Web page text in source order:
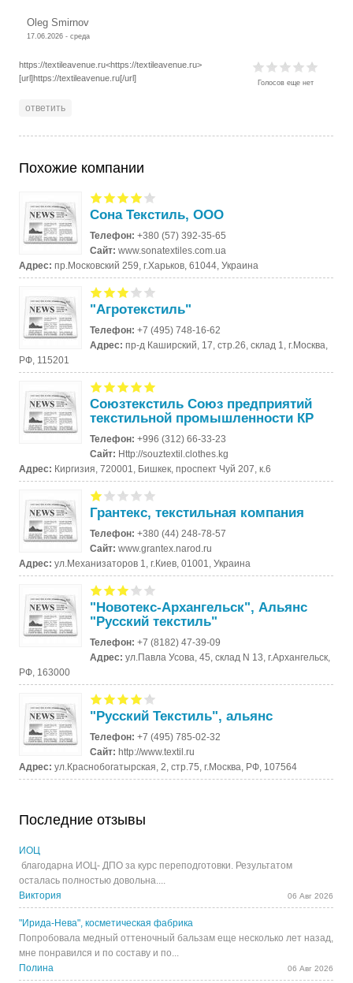
Oleg Smirnov
17.06.2026 - среда
Голосов еще нет
https://textileavenue.ru<https://textileavenue.ru>
[url]https://textileavenue.ru[/url]
ответить
Похожие компании
Сона Текстиль, ООО
Телефон:+380 (57) 392-35-65
Сайт:www.sonatextiles.com.ua
Адрес:пр.Московский 259, г.Харьков, 61044, Украина
"Агротекстиль"
Телефон:+7 (495) 748-16-62
Адрес:пр-д Каширский, 17, стр.26, склад 1, г.Москва,
РФ, 115201
Союзтекстиль Союз предприятий
текстильной промышленности КР
Телефон:+996 (312) 66-33-23
Сайт: Http://souztextil.clothes.kg
Адрес: Киргизия, 720001, Бишкек, проспект Чуй 207, к.6
Грантекс, текстильная компания
Телефон:+380 (44) 248-78-57
Сайт:www.grantex.narod.ru
Адрес:ул.Механизаторов 1, г.Киев, 01001, Украина
"Новотекс-Архангельск", Альянс
"Русский текстиль"
Телефон:+7 (8182) 47-39-09
Адрес:ул.Павла Усова, 45, склад N 13, г.Архангельск,
РФ, 163000
"Русский Текстиль", альянс
Телефон:+7 (495) 785-02-32
Сайт:http://www.textil.ru
Адрес:ул.Краснобогатырская, 2, стр.75, г.Москва, РФ, 107564
Последние отзывы
ИОЦ
благодарна ИОЦ- ДПО за курс переподготовки. Результатом
осталась полностью довольна....
Виктория
06 Авг 2026
"Ирида-Нева", косметическая фабрика
Попробовала медный оттеночный бальзам еще несколько лет назад,
мне понравился и по составу и по...
Полина
06 Авг 2026